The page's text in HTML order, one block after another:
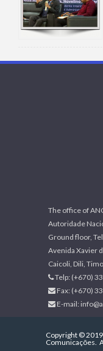
The office of
Autoridade
Ground floor,
Avenida Xavier
Caicoli, Dili,
Telp: (+670)
Fax: (+670)
E-mail:
Copyright ©
Comunicações.